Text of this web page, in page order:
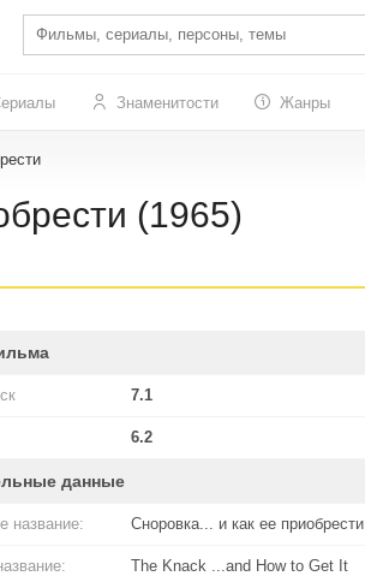
Знаменитости Жанры
(1965)
7.1
6.2
данные
название: Сноровка... и как ее приобрести
The Knack ...and How to Get It